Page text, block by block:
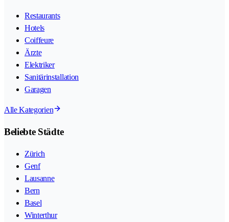
Restaurants
Hotels
Coiffeure
Ärzte
Elektriker
Sanitärinstallation
Garagen
Alle Kategorien
Beliebte Städte
Zürich
Genf
Lausanne
Bern
Basel
Winterthur